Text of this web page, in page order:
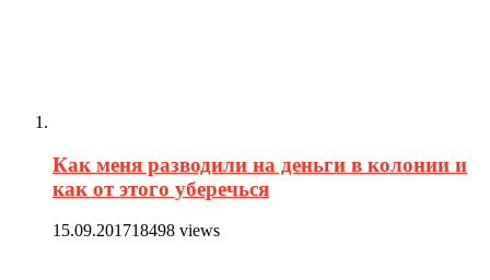
Как меня разводили на деньги в колонии и
как от этого уберечься
15.09.201718498 views